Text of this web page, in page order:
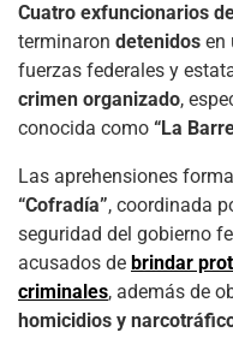
Cuatro exfuncionarios
terminaron detenidos en
fuerzas federales y
crimen organizado,
conocida como “La
Las aprehensiones
“Cofradía”, coordinada
seguridad del gobierno
acusados de brindar
criminales, además de
homicidios y